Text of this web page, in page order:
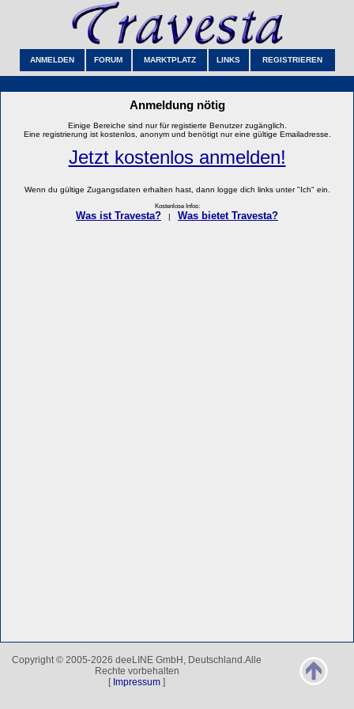
ANMELDEN FORUM MARKTPLATZ LINKS REGISTRIEREN
Anmeldung nötig
Einige Bereiche sind nur für registierte Benutzer zugänglich.
Eine registrierung ist kostenlos, anonym und benötigt nur eine gültige Emailadresse.
Jetzt kostenlos anmelden!
Wenn du gültige Zugangsdaten erhalten hast, dann logge dich links unter "Ich" ein.
Kostenlose Infos:
Was ist Travesta? Was bietet Travesta?
Copyright © 2005-2026 deeLINE GmbH, Deutschland.Alle
Rechte vorbehalten
[ Impressum ]